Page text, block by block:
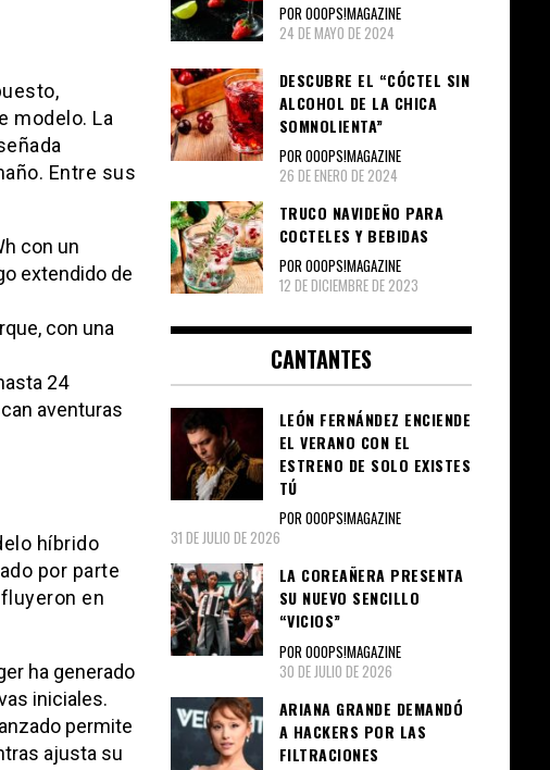
modelo. La
Entre sus
con un
extendido de
con una
24
aventuras
híbrido
por parte
en
ha generado
iniciales.
permite
ajusta su
POR OOOPS!MAGAZINE
24 DE MAYO DE 2024
DESCUBRE EL “CÓCTEL SIN
ALCOHOL DE LA CHICA
SOMNOLIENTA”
POR OOOPS!MAGAZINE
26 DE ENERO DE 2024
TRUCO NAVIDEÑO PARA
COCTELES Y BEBIDAS
POR OOOPS!MAGAZINE
12 DE DICIEMBRE DE 2023
CANTANTES
LEÓN FERNÁNDEZ ENCIENDE
EL VERANO CON EL
ESTRENO DE SOLO EXISTES
TÚ
POR OOOPS!MAGAZINE
31 DE JULIO DE 2026
LA COREAÑERA PRESENTA
SU NUEVO SENCILLO
“VICIOS”
POR OOOPS!MAGAZINE
30 DE JULIO DE 2026
ARIANA GRANDE DEMANDÓ
A HACKERS POR LAS
FILTRACIONES